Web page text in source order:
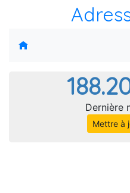
Dernière
Mettre à